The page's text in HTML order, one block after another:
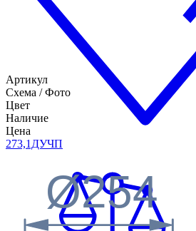
Артикул
Схема / Фото
Цвет
Наличие
Цена
273,1ДУЧП
Ø254